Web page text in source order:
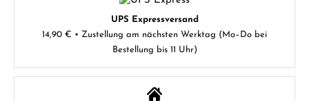
UPS Expressversand
14,90 € • Zustellung am nächsten Werktag (Mo–Do bei
Bestellung bis 11 Uhr)